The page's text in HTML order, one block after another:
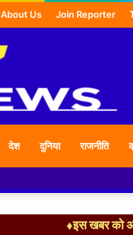
About Us Join Reporter
देश दुनिया राजनीति
♦इस खबर को